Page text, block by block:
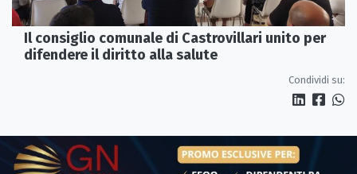
Il consiglio comunale di Castrovillari unito per
difendere il diritto alla salute
Condividi su: